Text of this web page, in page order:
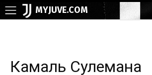
MYJUVE.COM
Камаль Сулемана